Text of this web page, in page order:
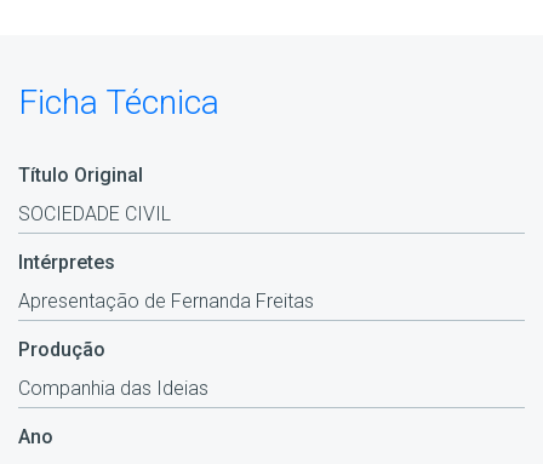
Ficha Técnica
Título Original
SOCIEDADE CIVIL
Intérpretes
Apresentação de Fernanda Freitas
Produção
Companhia das Ideias
Ano